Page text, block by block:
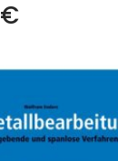
€